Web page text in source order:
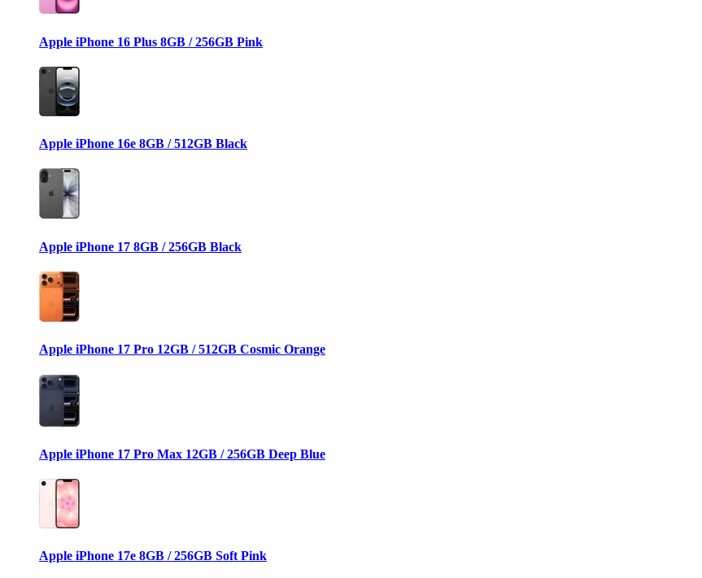
Apple iPhone 16 Plus 8GB / 256GB Pink
Apple iPhone 16e 8GB / 512GB Black
Apple iPhone 17 8GB / 256GB Black
Apple iPhone 17 Pro 12GB / 512GB Cosmic Orange
Apple iPhone 17 Pro Max 12GB / 256GB Deep Blue
Apple iPhone 17e 8GB / 256GB Soft Pink